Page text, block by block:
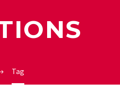
Tag